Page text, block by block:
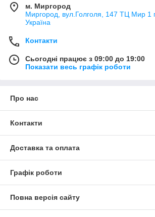
м. Миргород
Миргород, вул.Голголя, 147 ТЦ Мир 1
Україна
Контакти
Сьогодні працює з 09:00 до 19:00
Показати весь графік роботи
Про нас
Контакти
Доставка та оплата
Графік роботи
Повна версія сайту